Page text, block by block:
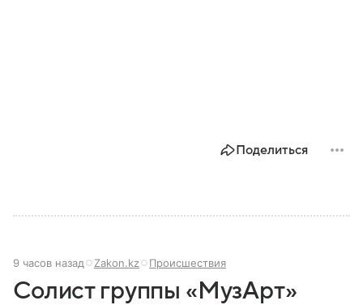
Поделиться
9 часов назад Zakon.kz Происшествия
Солист группы «МузАрт»